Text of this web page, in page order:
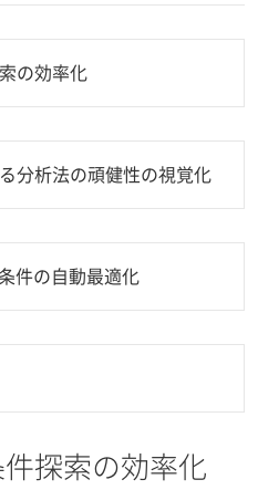
の効率化
分析法の頑健性の視覚化
件の自動最適化
探索の効率化